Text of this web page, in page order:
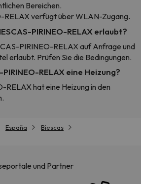
Bereichen.
RELAX verfügt über WLAN-Zugang.
PIRINEO-RELAX erlaubt?
PIRINEO-RELAX auf Anfrage und
erlaubt. Prüfen Sie die Bedingungen.
RELAX eine Heizung?
RELAX hat eine Heizung in den
España
Biescas
und Partner